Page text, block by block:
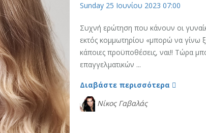
Sunday 25 Ιουνίου 2023 07:00
Συχνή ερώτηση που κάνουν οι
εκτός κομμωτηρίου «μπορώ να γίνω
κάποιες προϋποθέσεις, ναι!! Τώρα
επαγγελματικών ...
Διαβάστε περισσότερα
Νίκος Γαβαλάς